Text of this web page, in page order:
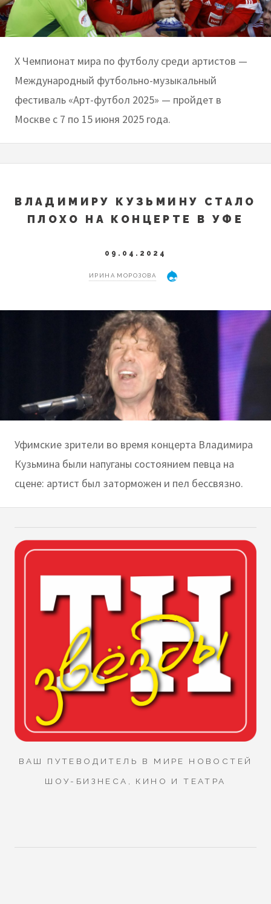
X Чемпионат мира по футболу среди артистов —
Международный футбольно-музыкальный
фестиваль «Арт-футбол 2025» — пройдет в
Москве с 7 по 15 июня 2025 года.
ВЛАДИМИРУ КУЗЬМИНУ СТАЛО
ПЛОХО НА КОНЦЕРТЕ В УФЕ
09.04.2024
ИРИНА МОРОЗОВА
Уфимские зрители во время концерта Владимира
Кузьмина были напуганы состоянием певца на
сцене: артист был заторможен и пел бессвязно.
ВАШ ПУТЕВОДИТЕЛЬ В МИРЕ НОВОСТЕЙ
ШОУ-БИЗНЕСА, КИНО И ТЕАТРА